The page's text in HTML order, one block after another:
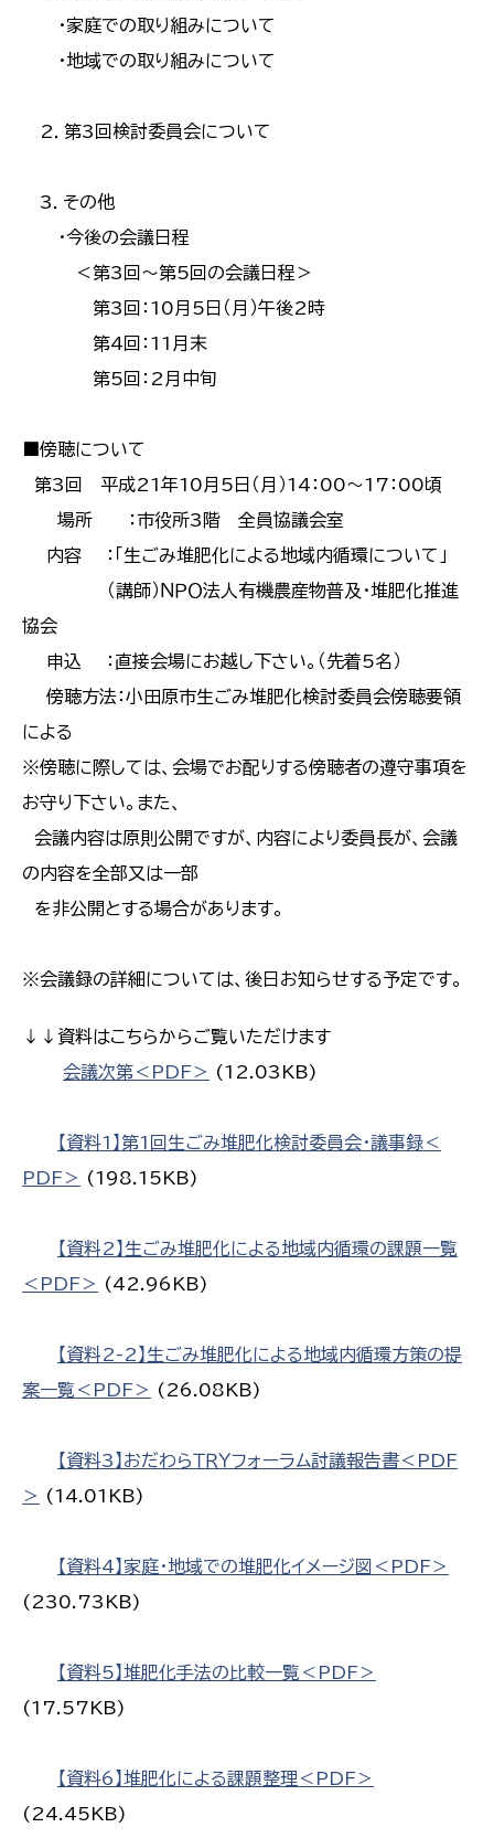
・家庭での取り組みについて
・地域での取り組みについて
2．第3回検討委員会について
3．その他
・今後の会議日程
＜第3回〜第5回の会議日程＞
第3回：10月5日（月）午後2時
第4回：11月末
第5回：2月中旬
■傍聴について
第3回 平成21年10月5日（月）14：00〜17：00頃
場所 ：市役所3階 全員協議会室
内容 ：「生ごみ堆肥化による地域内循環について」
（講師）ＮＰＯ法人有機農産物普及・堆肥化推進
協会
申込 ：直接会場にお越し下さい。（先着5名）
傍聴方法：小田原市生ごみ堆肥化検討委員会傍聴要領
による
※傍聴に際しては、会場でお配りする傍聴者の遵守事項を
お守り下さい。また、
会議内容は原則公開ですが、内容により委員長が、会議
の内容を全部又は一部
を非公開とする場合があります。
※会議録の詳細については、後日お知らせする予定です。
↓↓資料はこちらからご覧いただけます
会議次第＜PDF＞
(12.03KB)
【資料1】第1回生ごみ堆肥化検討委員会・議事録＜
PDF＞
(198.15KB)
【資料2】生ごみ堆肥化による地域内循環の課題一覧
＜PDF＞
(42.96KB)
【資料2-2】生ごみ堆肥化による地域内循環方策の提
案一覧＜PDF＞
(26.08KB)
【資料3】おだわらＴＲＹフォーラム討議報告書＜PDF
＞
(14.01KB)
【資料4】家庭・地域での堆肥化イメージ図＜PDF＞
(230.73KB)
【資料5】堆肥化手法の比較一覧＜PDF＞
(17.57KB)
【資料6】堆肥化による課題整理＜PDF＞
(24.45KB)